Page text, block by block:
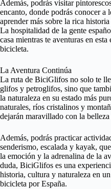
Además, podrás visitar
encanto, donde podrás conocer a
aprender más sobre la rica
La hospitalidad de la gente
casa mientras te aventuras en
bicicleta.
La Aventura Continúa
La ruta de BiciGlifos no solo te
glifos y petroglifos, sino que
la naturaleza en su estado más
naturales, ríos cristalinos y
dejarán maravillado con la
Además, podrás practicar
senderismo, escalada y kayak,
la emoción y la adrenalina de la
duda, BiciGlifos es una
historia, cultura y naturaleza en
bicicleta por España.